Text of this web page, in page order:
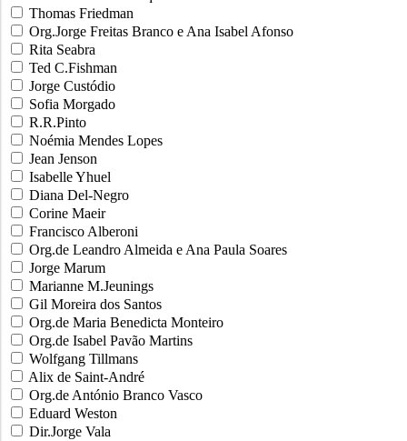
Thomas Friedman
Org.Jorge Freitas Branco e Ana Isabel Afonso
Rita Seabra
Ted C.Fishman
Jorge Custódio
Sofia Morgado
R.R.Pinto
Noémia Mendes Lopes
Jean Jenson
Isabelle Yhuel
Diana Del-Negro
Corine Maeir
Francisco Alberoni
Org.de Leandro Almeida e Ana Paula Soares
Jorge Marum
Marianne M.Jeunings
Gil Moreira dos Santos
Org.de Maria Benedicta Monteiro
Org.de Isabel Pavão Martins
Wolfgang Tillmans
Alix de Saint-André
Org.de António Branco Vasco
Eduard Weston
Dir.Jorge Vala